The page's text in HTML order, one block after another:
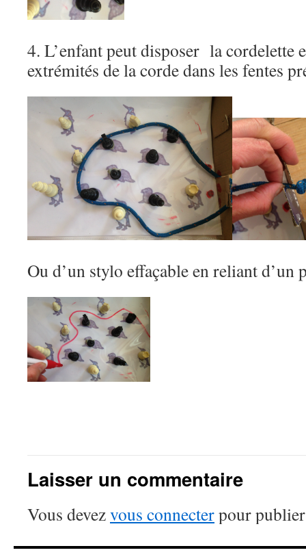
4. L’enfant peut disposer la cordelette
extrémités de la corde dans les fentes
Ou d’un stylo effaçable en reliant d’un
Laisser un commentaire
Vous devezvous connecterpour